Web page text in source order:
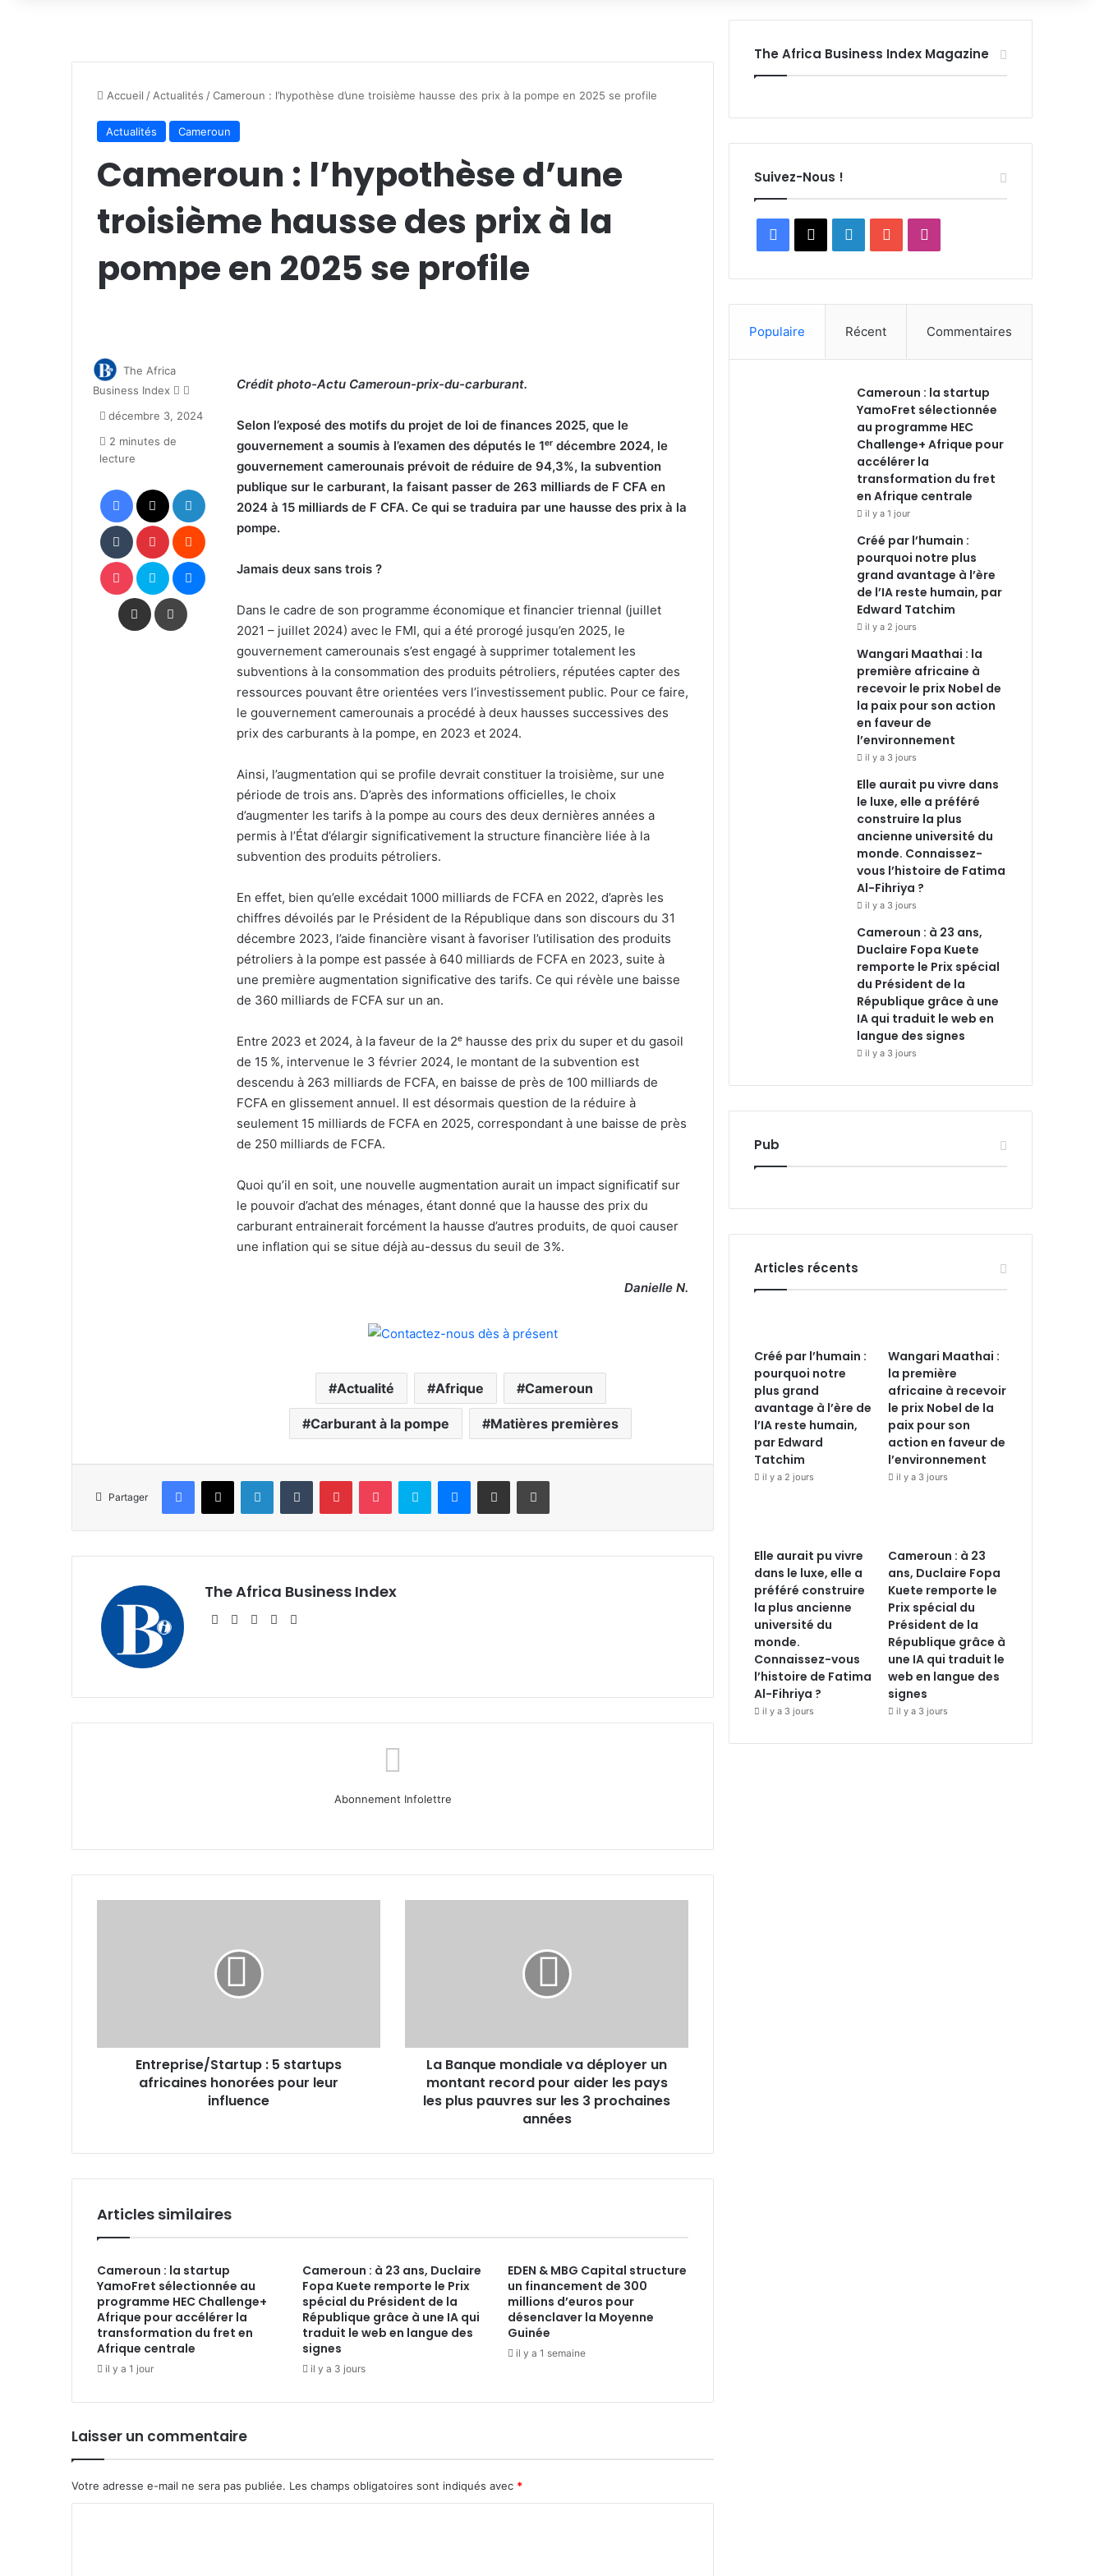
Accueil / Actualités /Cameroun : l’hypothèse d’une troisième hausse des prix à la pompe en 2025 se profile
Actualités Cameroun
Cameroun : l’hypothèse d’une
troisième hausse des prix à la
pompe en 2025 se profile
Crédit photo-Actu Cameroun-prix-du-carburant.
Selon l’exposé des motifs du projet de loi de finances 2025, que le
gouvernement a soumis à l’examen des députés le 1ᵉʳ décembre 2024, le
gouvernement camerounais prévoit de réduire de 94,3%, la subvention
publique sur le carburant, la faisant passer de 263 milliards de F CFA en
2024 à 15 milliards de F CFA. Ce qui se traduira par une hausse des prix à la
pompe.
Jamais deux sans trois ?
Dans le cadre de son programme économique et financier triennal (juillet
2021 – juillet 2024) avec le FMI, qui a été prorogé jusqu’en 2025, le
gouvernement camerounais s’est engagé à supprimer totalement les
subventions à la consommation des produits pétroliers, réputées capter des
ressources pouvant être orientées vers l’investissement public. Pour ce faire,
le gouvernement camerounais a procédé à deux hausses successives des
prix des carburants à la pompe, en 2023 et 2024.
Ainsi, l’augmentation qui se profile devrait constituer la troisième, sur une
période de trois ans. D’après des informations officielles, le choix
d’augmenter les tarifs à la pompe au cours des deux dernières années a
permis à l’État d’élargir significativement la structure financière liée à la
subvention des produits pétroliers.
En effet, bien qu’elle excédait 1000 milliards de FCFA en 2022, d’après les
chiffres dévoilés par le Président de la République dans son discours du 31
décembre 2023, l’aide financière visant à favoriser l’utilisation des produits
pétroliers à la pompe est passée à 640 milliards de FCFA en 2023, suite à
une première augmentation significative des tarifs. Ce qui révèle une baisse
de 360 milliards de FCFA sur un an.
Entre 2023 et 2024, à la faveur de la 2ᵉ hausse des prix du super et du gasoil
de 15 %, intervenue le 3 février 2024, le montant de la subvention est
descendu à 263 milliards de FCFA, en baisse de près de 100 milliards de
FCFA en glissement annuel. Il est désormais question de la réduire à
seulement 15 milliards de FCFA en 2025, correspondant à une baisse de près
de 250 milliards de FCFA.
Quoi qu’il en soit, une nouvelle augmentation aurait un impact significatif sur
le pouvoir d’achat des ménages, étant donné que la hausse des prix du
carburant entrainerait forcément la hausse d’autres produits, de quoi causer
une inflation qui se situe déjà au-dessus du seuil de 3%.
Danielle N.
Actualité Afrique Cameroun
Carburant à la pompe Matières premières
The Africa
Business Index
Follow
Xcourriel
décembre 3, 2024
2 minutes de
lecture
Facebook Linkedin
Tumblr Pinterest
Pocket Skype
Partager par email Imprimer
Partager
Facebook
X LinkedinTumblr PinterestPocket Skype Messenger
Partager par email Imprimer
The Africa Business Index
WebsiteFacebook
X Linkedin
Abonnement Infolettre
Entreprise/Startup : 5 startups
africaines honorées pour leur
influence
pour
aider
pays
les
années
La Banque mondiale va déployer un
montant record pour aider les pays
les plus pauvres sur les 3 prochaines
années
Articles similaires
Cameroun : la startup
YamoFret sélectionnée au
programme HEC Challenge+
Afrique pour accélérer la
transformation du fret en
Afrique centrale
il y a 1 jour
Cameroun : à 23 ans, Duclaire
Fopa Kuete remporte le Prix
spécial du Président de la
République grâce à une IA qui
traduit le web en langue des
signes
il y a 3 jours
EDEN & MBG Capital structure
un financement de 300
millions d’euros pour
désenclaver la Moyenne
Guinée
il y a 1 semaine
Laisser un commentaire
Votre adresse e-mail ne sera pas publiée. Les champs obligatoires sont indiqués avec *
The Africa Business Index Magazine
Suivez-Nous !
Facebook
X LinkedinYouTube
Populaire Récent Commentaires
Cameroun : la startup
YamoFret sélectionnée
au programme HEC
Challenge+ Afrique pour
accélérer la
transformation du fret
en Afrique centrale
il y a 1 jour
Créé par l’humain :
pourquoi notre plus
grand avantage à l’ère
de l’IA reste humain, par
Edward Tatchim
il y a 2 jours
Wangari Maathai : la
première africaine à
recevoir le prix Nobel de
la paix pour son action
en faveur de
l’environnement
il y a 3 jours
Elle aurait pu vivre dans
le luxe, elle a préféré
construire la plus
ancienne université du
monde. Connaissez-
vous l’histoire de Fatima
Al-Fihriya ?
il y a 3 jours
Cameroun : à 23 ans,
Duclaire Fopa Kuete
remporte le Prix spécial
du Président de la
République grâce à une
IA qui traduit le web en
langue des signes
il y a 3 jours
Pub
Articles récents
Créé par l’humain :
pourquoi notre
plus grand
avantage à l’ère de
l’IA reste humain,
par Edward
Tatchim
il y a 2 jours
Wangari Maathai :
la première
africaine à recevoir
le prix Nobel de la
paix pour son
action en faveur de
l’environnement
il y a 3 jours
Elle aurait pu vivre
dans le luxe, elle a
préféré construire
la plus ancienne
université du
monde.
Connaissez-vous
l’histoire de Fatima
Al-Fihriya ?
il y a 3 jours
Cameroun : à 23
ans, Duclaire Fopa
Kuete remporte le
Prix spécial du
Président de la
République grâce à
une IA qui traduit le
web en langue des
signes
il y a 3 jours